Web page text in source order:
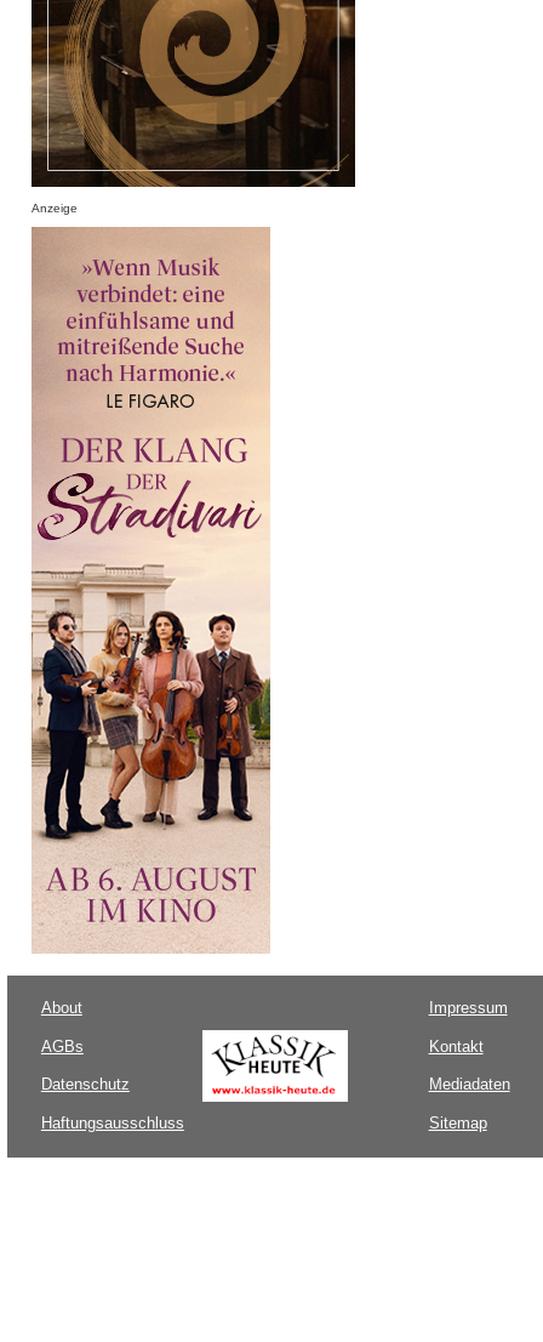
Anzeige
About
AGBs
Datenschutz
Haftungsausschluss
Impressum
Kontakt
Mediadaten
Sitemap